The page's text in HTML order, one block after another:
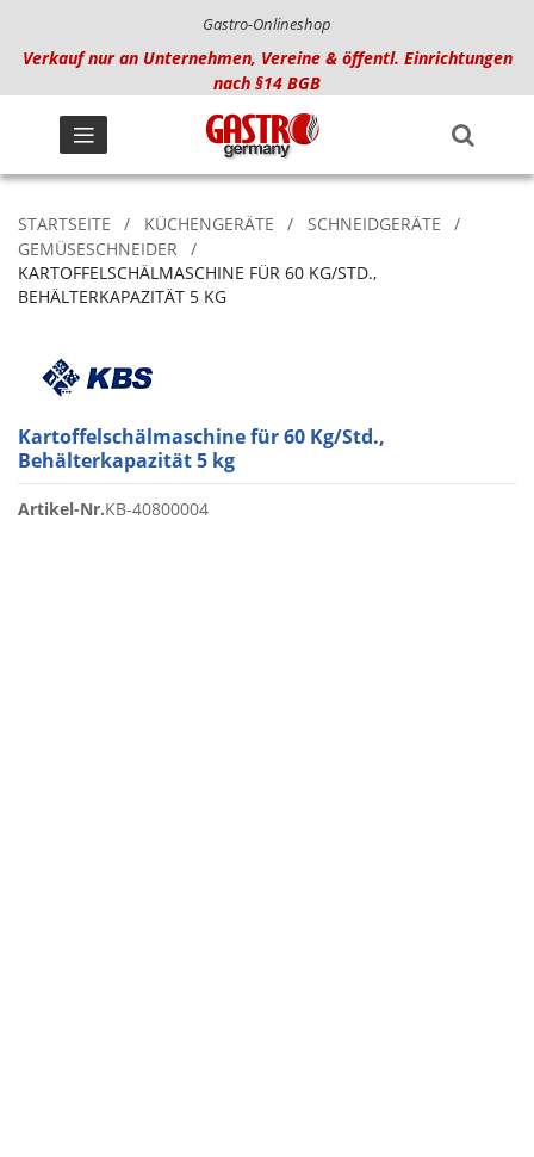
Gastro-Onlineshop
Verkauf nur an Unternehmen, Vereine & öffentl. Einrichtungen
nach §14 BGB
STARTSEITE KÜCHENGERÄTE
SCHNEIDGERÄTE
GEMÜSESCHNEIDER
KARTOFFELSCHÄLMASCHINE FÜR 60 KG/STD.,
BEHÄLTERKAPAZITÄT 5 KG
Kartoffelschälmaschine für 60 Kg/Std.,
Behälterkapazität 5 kg
Artikel-Nr.KB-40800004